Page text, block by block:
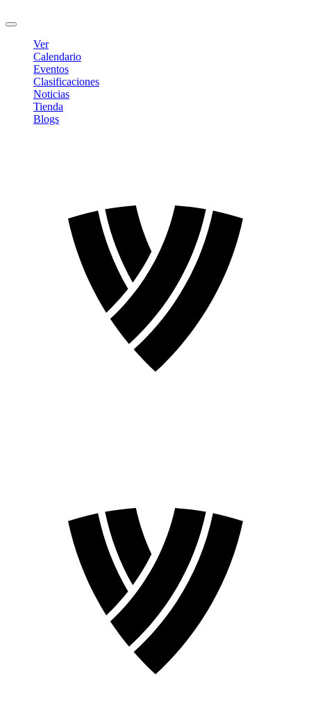
Ver
Calendario
Eventos
Clasificaciones
Noticias
Tienda
Blogs